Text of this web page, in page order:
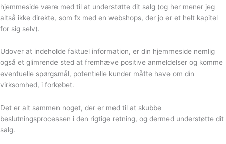
hjemmeside være med til at understøtte dit salg (og her mener jeg
altså ikke direkte, som fx med en webshops, der jo er et helt kapitel
for sig selv).
Udover at indeholde faktuel information, er din hjemmeside nemlig
også et glimrende sted at fremhæve positive anmeldelser og komme
eventuelle spørgsmål, potentielle kunder måtte have om din
virksomhed, i forkøbet.
Det er alt sammen noget, der er med til at skubbe
beslutningsprocessen i den rigtige retning, og dermed understøtte dit
salg.